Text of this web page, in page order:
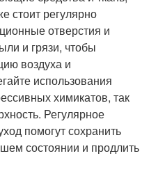
стоит регулярно
отверстия и
и грязи, чтобы
воздуха и
использования
химикатов, так
Регулярное
помогут сохранить
состоянии и продлить